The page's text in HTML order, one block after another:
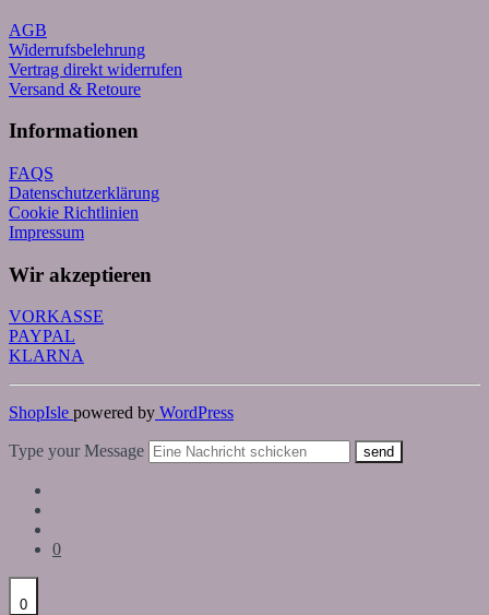
AGB
Widerrufsbelehrung
Vertrag direkt widerrufen
Versand & Retoure
Informationen
FAQS
Datenschutzerklärung
Cookie Richtlinien
Impressum
Wir akzeptieren
VORKASSE
PAYPAL
KLARNA
ShopIsle powered by WordPress
Type your Message send
0
0